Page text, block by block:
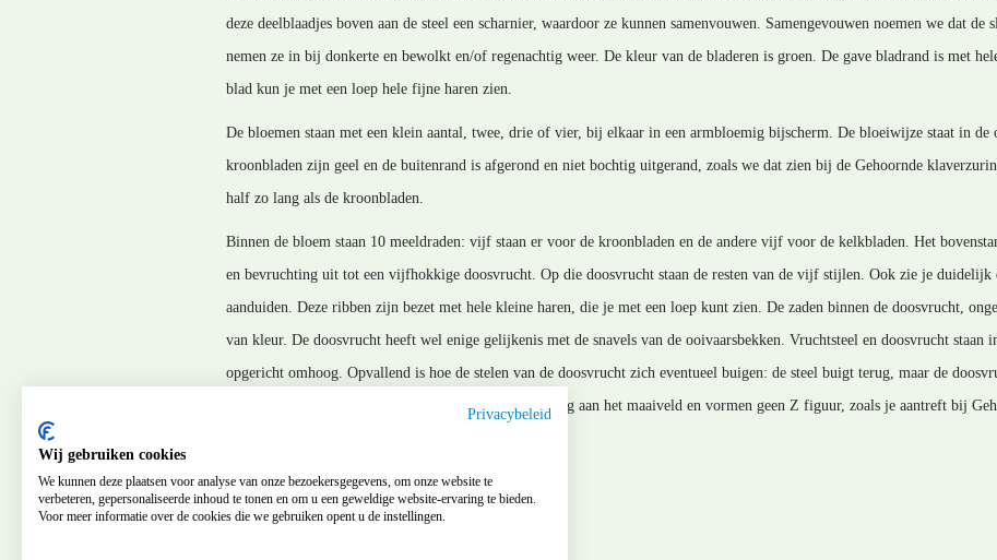
deze deelblaadjes boven aan de steel een scharnier, waardoor ze kunnen samenvouwen. Samengevouwen noemen we dat de
nemen ze in bij donkerte en bewolkt en/of regenachtig weer. De kleur van de bladeren is groen. De gave bladrand is met
blad kun je met een loep hele fijne haren zien.
De bloemen staan met een klein aantal, twee, drie of vier, bij elkaar in een armbloemig bijscherm. De bloeiwijze staat in de
kroonbladen zijn geel en de buitenrand is afgerond en niet bochtig uitgerand, zoals we dat zien bij de Gehoornde
half zo lang als de kroonbladen.
Binnen de bloem staan 10 meeldraden: vijf staan er voor de kroonbladen en de andere vijf voor de kelkbladen. Het
en bevruchting uit tot een vijfhokkige doosvrucht. Op die doosvrucht staan de resten van de vijf stijlen. Ook zie je
aanduiden. Deze ribben zijn bezet met hele kleine haren, die je met een loep kunt zien. De zaden binnen de doosvrucht,
van kleur. De doosvrucht heeft wel enige gelijkenis met de snavels van de ooivaarsbekken. Vruchtsteel en doosvrucht staan
opgericht omhoog. Opvallend is hoe de stelen van de doosvrucht zich eventueel buigen: de steel buigt terug, maar de
vruchtsteel staan: de vruchten staan daardoor evenwijdig aan het maaiveld en vormen geen Z figuur, zoals je aantreft bij
Privacybeleid
Wij gebruiken cookies
We kunnen deze plaatsen voor analyse van onze bezoekersgegevens, om onze website te
verbeteren, gepersonaliseerde inhoud te tonen en om u een geweldige website-ervaring te bieden.
Voor meer informatie over de cookies die we gebruiken opent u de instellingen.